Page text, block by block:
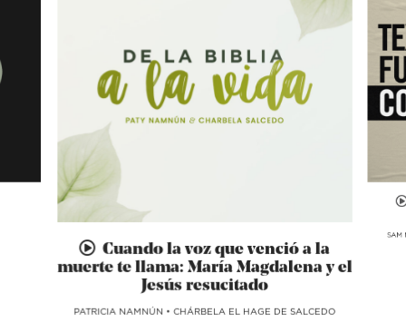
Cuando la voz que venció a la
muerte te llama: María Magdalena y el
Jesús resucitado
​PATRICIA NAMNÚN •CHÁRBELA EL HAGE DE SALCEDO
SAM